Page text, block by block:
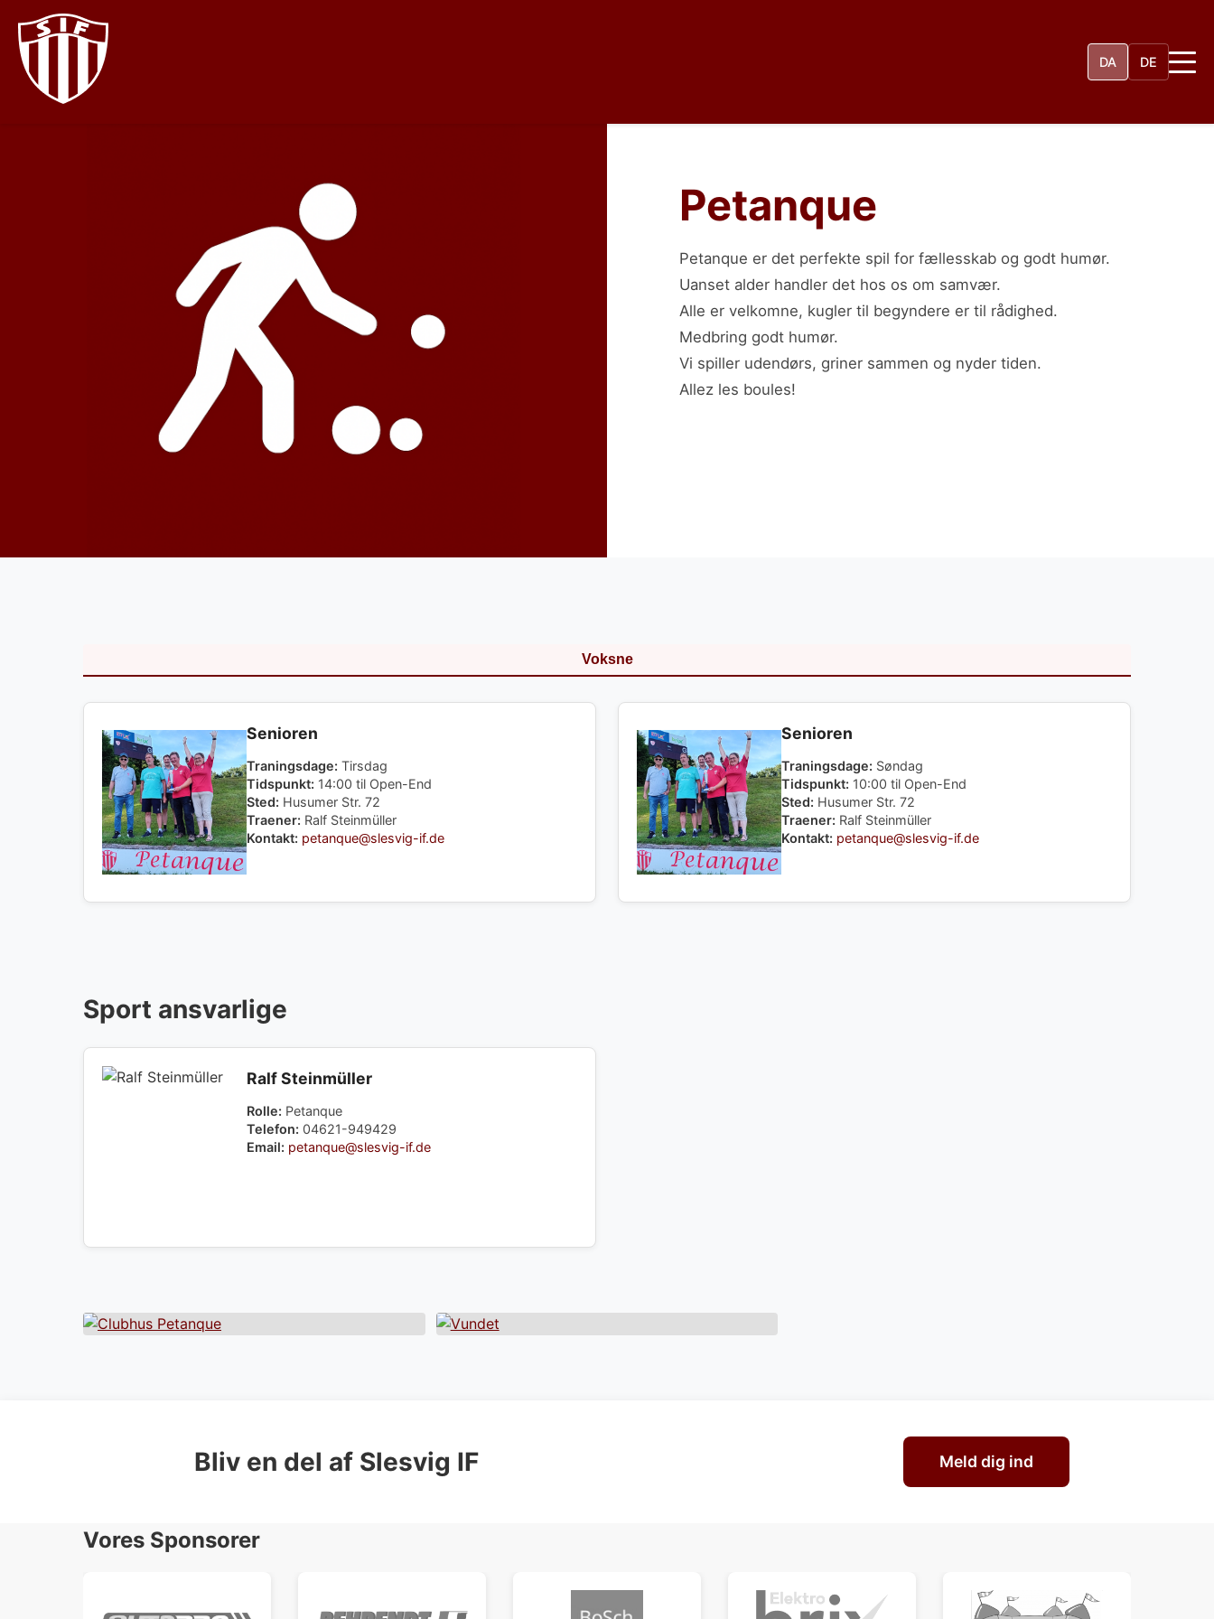
hovedindhold
DA DE
Petanque
Petanque er det perfekte spil for fællesskab og godt humør.
Uanset alder handler det hos os om samvær.
Alle er velkomne, kugler til begyndere er til rådighed.
Medbring godt humør.
Vi spiller udendørs, griner sammen og nyder tiden.
Allez les boules!
Voksne
Senioren
Traningsdage: Tirsdag
Tidspunkt: 14:00 til Open-End
Sted: Husumer Str. 72
Traener: Ralf Steinmüller
Kontakt: petanque@slesvig-if.de
Senioren
Traningsdage: Søndag
Tidspunkt: 10:00 til Open-End
Sted: Husumer Str. 72
Traener: Ralf Steinmüller
Kontakt: petanque@slesvig-if.de
Sport ansvarlige
Ralf Steinmüller
Rolle: Petanque
Telefon: 04621-949429
Email: petanque@slesvig-if.de
Bliv en del af Slesvig IF Meld dig ind
Vores Sponsorer